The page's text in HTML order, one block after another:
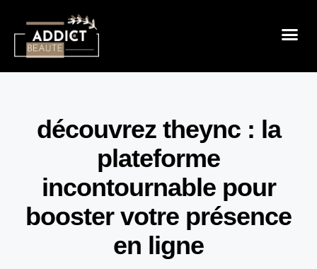
découvrez theync : la
plateforme
incontournable pour
booster votre présence
en ligne